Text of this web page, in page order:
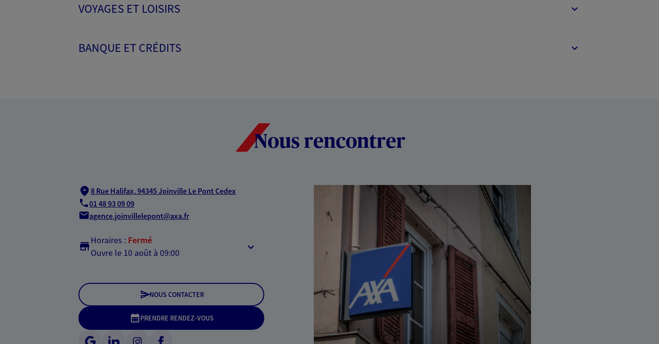
VOYAGES ET LOISIRS
BANQUE ET CRÉDITS
Nous rencontrer
8 Rue Halifax,94345 Joinville Le Pont Cedex
01 48 93 09 09
agence.joinvillelepont@axa.fr
Horaires : Fermé
Ouvre le 10 août à 09:00
NOUS CONTACTER
PRENDRE RENDEZ-VOUS